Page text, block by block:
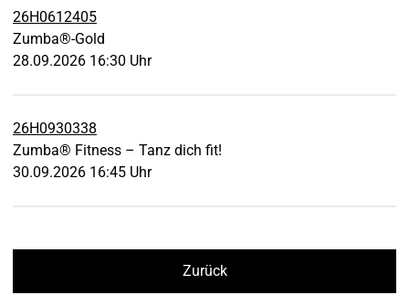
26H0612405
Zumba®-Gold
28.09.2026 16:30 Uhr
26H0930338
Zumba® Fitness – Tanz dich fit!
30.09.2026 16:45 Uhr
Zurück